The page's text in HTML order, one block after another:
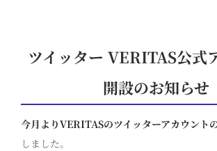
ツイッター VERITAS公式
開設のお知らせ
今月よりVERITASのツイッターアカウント
しました。